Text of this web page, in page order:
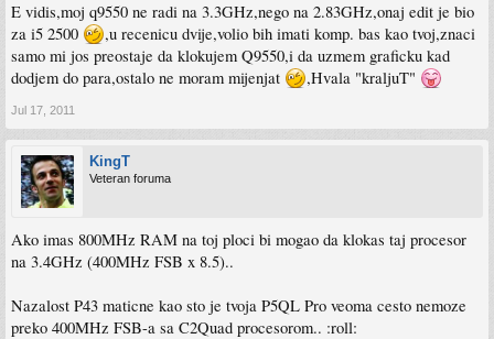
E vidis,moj q9550 ne radi na 3.3GHz,nego na 2.83GHz,onaj edit je bio
za i5 2500
,u recenicu dvije,volio bih imati komp. bas kao tvoj,znaci
samo mi jos preostaje da klokujem Q9550,i da uzmem graficku kad
dodjem do para,ostalo ne moram mijenjat
,Hvala "kraljuT"
Jul 17, 2011
KingT
Veteran foruma
Ako imas 800MHz RAM na toj ploci bi mogao da klokas taj procesor
na 3.4GHz (400MHz FSB x 8.5)..
Nazalost P43 maticne kao sto je tvoja P5QL Pro veoma cesto nemoze
preko 400MHz FSB-a sa C2Quad procesorom.. :roll: